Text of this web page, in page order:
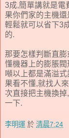
3成,簡單講就是電
果你們家的主機
輕鬆就可以省下3
的.
那要怎樣判斷直
懂機器上的膨脹
噸以上都是滿溢
果看不懂,就找人
次直接把主機換
一下.
李明運 於 清晨7:24